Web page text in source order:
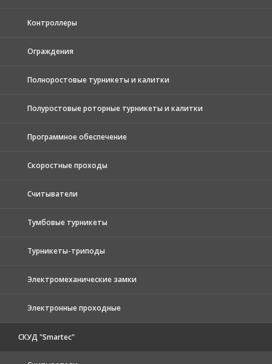
Контроллеры
Ограждения
Полноростовые турникеты и калитки
Полуростовые роторные турникеты и калитки
Программное обеспечение
Скоростные проходы
Считыватели
Тумбовые турникеты
Турникеты-триподы
Электромеханические замки
Электронные проходные
СКУД "Smartec"